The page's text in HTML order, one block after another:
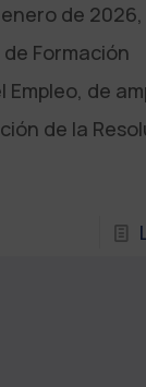
de 2026,
Formación
Empleo, de
de la